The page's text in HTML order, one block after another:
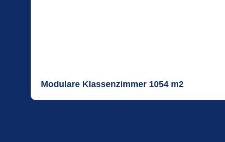
Modulare Klassenzimmer 1054 m2